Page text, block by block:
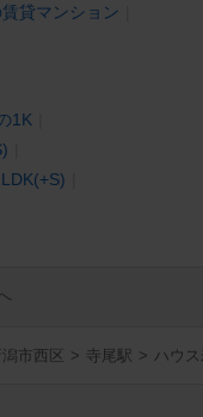
貸マンション
1K
潟市西区 > 寺尾駅 > ハウ